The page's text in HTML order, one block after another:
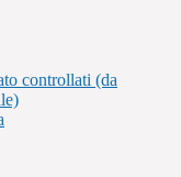
controllati (da